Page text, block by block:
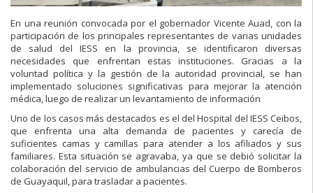
En una reunión convocada por el gobernador Vicente Auad, con la
participación de los principales representantes de varias unidades
de salud del IESS en la provincia, se identificaron diversas
necesidades que enfrentan estas instituciones. Gracias a la
voluntad política y la gestión de la autoridad provincial, se han
implementado soluciones significativas para mejorar la atención
médica, luego de realizar un levantamiento de información
Uno de los casos más destacados es el del Hospital del IESS Ceibos,
que enfrenta una alta demanda de pacientes y carecía de
suficientes camas y camillas para atender a los afiliados y sus
familiares. Esta situación se agravaba, ya que se debió solicitar la
colaboración del servicio de ambulancias del Cuerpo de Bomberos
de Guayaquil, para trasladar a pacientes.